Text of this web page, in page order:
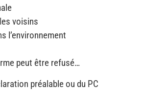
voisins
l’environnement
peut être refusé…
préalable ou du PC